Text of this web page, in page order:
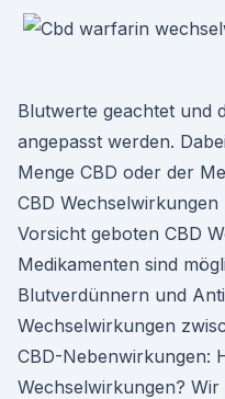
Blutwerte geachtet und
angepasst werden.
Menge CBD oder der
CBD
Vorsicht geboten CBD
Medikamenten sind
Blutverdünnern und
Wechselwirkungen
CBD-Nebenwirkungen:
Wechselwirkungen?